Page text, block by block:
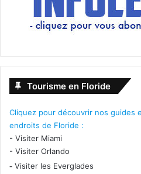
Tourisme en Floride
Cliquez pour découvrir nos guides
endroits de Floride :
- Visiter Miami
- Visiter Orlando
- Visiter les Everglades